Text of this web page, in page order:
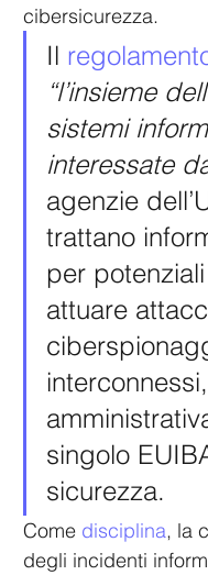
cibersicurezza.
Il r
“l’insieme
sistemi
interessate
agenzie
trattano
per
attuare
singolo
sicurezza.
Come disciplina, la
degli incidenti